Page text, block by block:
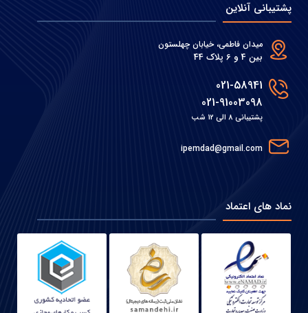
پشتیبانی آنلاین
میدان فاطمی، خیابان چهلستون
بین 4 و 6 پلاک 44
021-58941
021-91003098
پشتیبانی 8 الی 12 شب
ipemdad@gmail.com
نماد های اعتماد